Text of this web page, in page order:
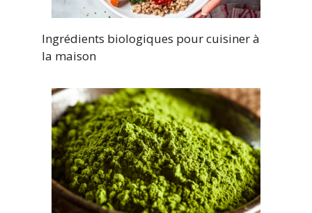
Ingrédients biologiques pour cuisiner à
la maison